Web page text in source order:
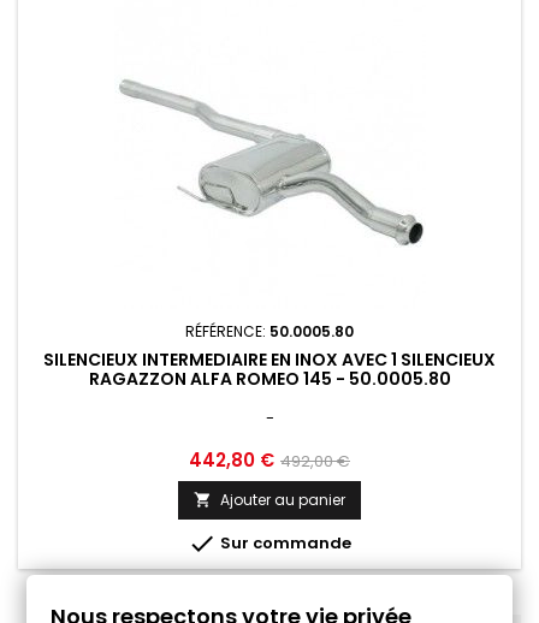
RÉFÉRENCE: 50.0005.80
SILENCIEUX INTERMEDIAIRE EN INOX AVEC 1 SILENCIEUX
RAGAZZON ALFA ROMEO 145 - 50.0005.80
-
Prix
442,80 € Prix
de
base
492,00 €
 Ajouter au panier
 Sur commande
Nous respectons votre vie privée